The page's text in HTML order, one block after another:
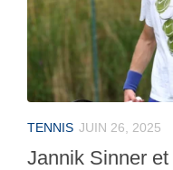
TENNIS JUIN 26, 2025
Jannik Sinner